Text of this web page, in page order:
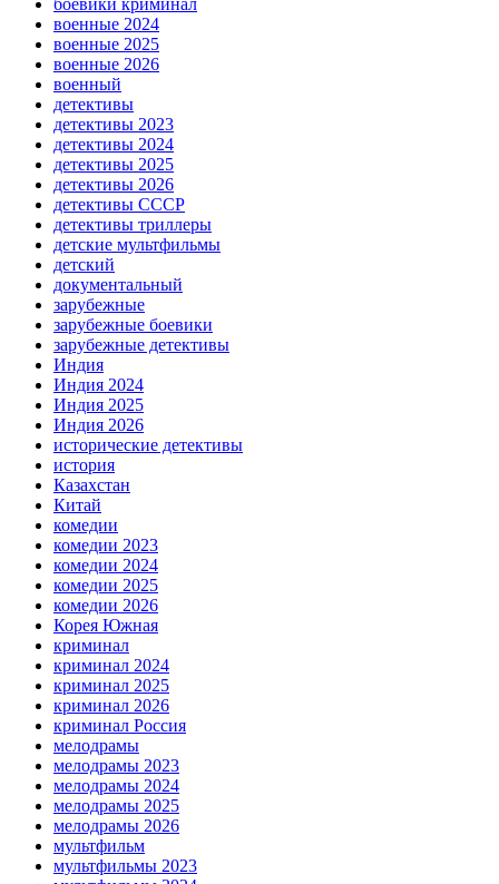
боевики криминал
военные 2024
военные 2025
военные 2026
военный
детективы
детективы 2023
детективы 2024
детективы 2025
детективы 2026
детективы СССР
детективы триллеры
детские мультфильмы
детский
документальный
зарубежные
зарубежные боевики
зарубежные детективы
Индия
Индия 2024
Индия 2025
Индия 2026
исторические детективы
история
Казахстан
Китай
комедии
комедии 2023
комедии 2024
комедии 2025
комедии 2026
Корея Южная
криминал
криминал 2024
криминал 2025
криминал 2026
криминал Россия
мелодрамы
мелодрамы 2023
мелодрамы 2024
мелодрамы 2025
мелодрамы 2026
мультфильм
мультфильмы 2023